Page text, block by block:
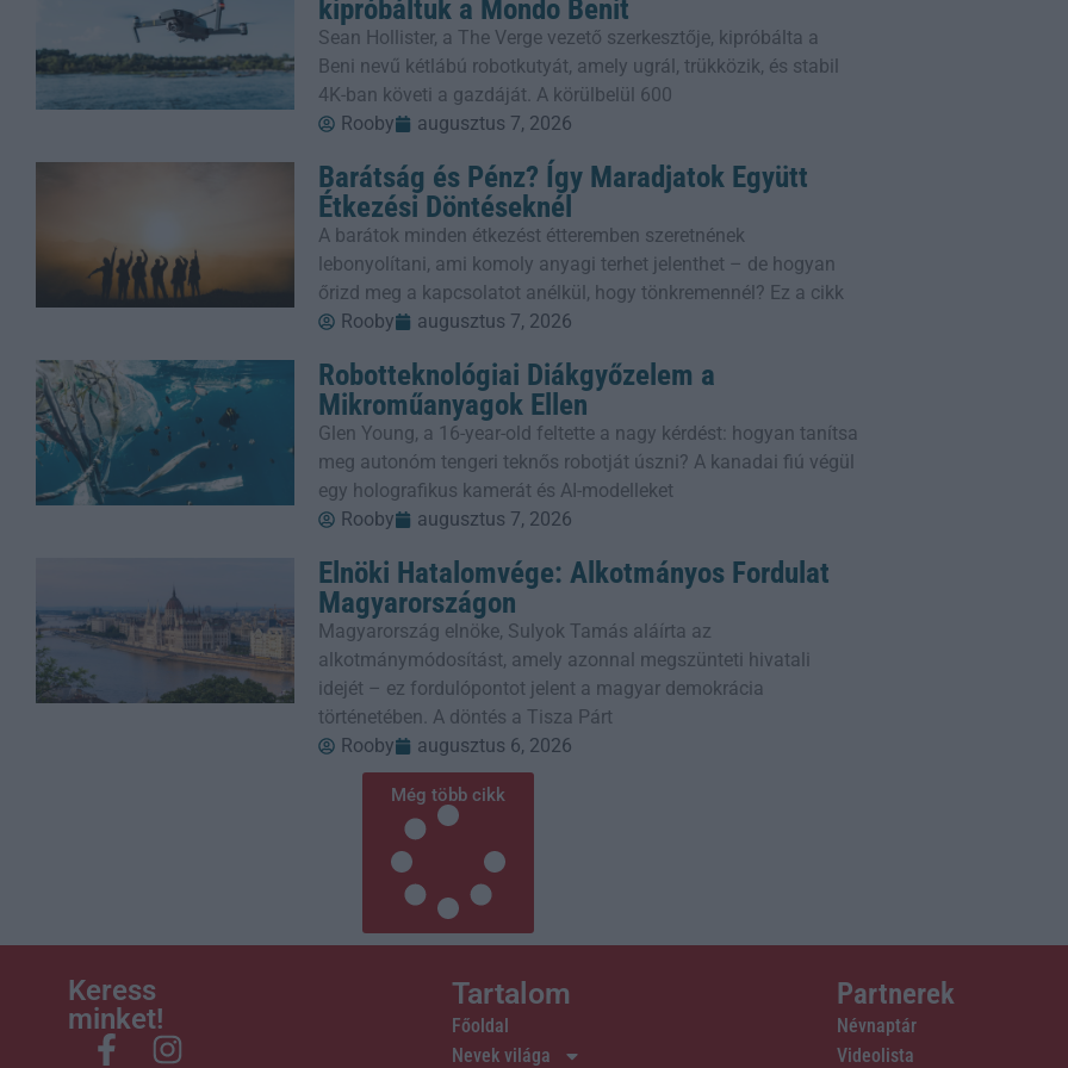
kipróbáltuk a Mondo Benit
Sean Hollister, a The Verge vezető szerkesztője, kipróbálta a
Beni nevű kétlábú robotkutyát, amely ugrál, trükközik, és stabil
4K-ban követi a gazdáját. A körülbelül 600
Rooby
augusztus 7, 2026
Barátság és Pénz? Így Maradjatok Együtt
Étkezési Döntéseknél
A barátok minden étkezést étteremben szeretnének
lebonyolítani, ami komoly anyagi terhet jelenthet – de hogyan
őrizd meg a kapcsolatot anélkül, hogy tönkremennél? Ez a cikk
Rooby
augusztus 7, 2026
Robotteknológiai Diákgyőzelem a
Mikroműanyagok Ellen
Glen Young, a 16-year-old feltette a nagy kérdést: hogyan tanítsa
meg autonóm tengeri teknős robotját úszni? A kanadai fiú végül
egy holografikus kamerát és AI-modelleket
Rooby
augusztus 7, 2026
Elnöki Hatalomvége: Alkotmányos Fordulat
Magyarországon
Magyarország elnöke, Sulyok Tamás aláírta az
alkotmánymódosítást, amely azonnal megszünteti hivatali
idejét – ez fordulópontot jelent a magyar demokrácia
történetében. A döntés a Tisza Párt
Rooby
augusztus 6, 2026
Még több cikk
Keress
minket!
Tartalom
Főoldal
Nevek világa
Partnerek
Névnaptár
Videolista